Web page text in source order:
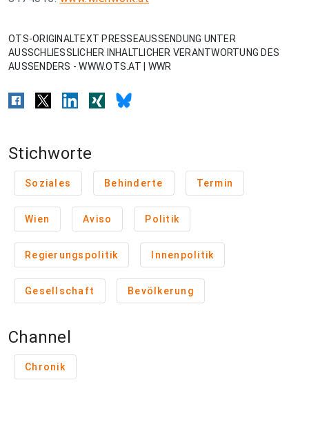
OTS-ORIGINALTEXT PRESSEAUSSENDUNG UNTER
AUSSCHLIESSLICHER INHALTLICHER VERANTWORTUNG DES
AUSSENDERS - WWW.OTS.AT | WWR
Stichworte
Soziales Behinderte Termin
Wien Aviso Politik
Regierungspolitik Innenpolitik
Gesellschaft Bevölkerung
Channel
Chronik